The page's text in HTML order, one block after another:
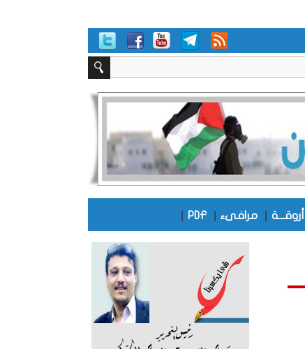
أروقـــة مرافىء PDF